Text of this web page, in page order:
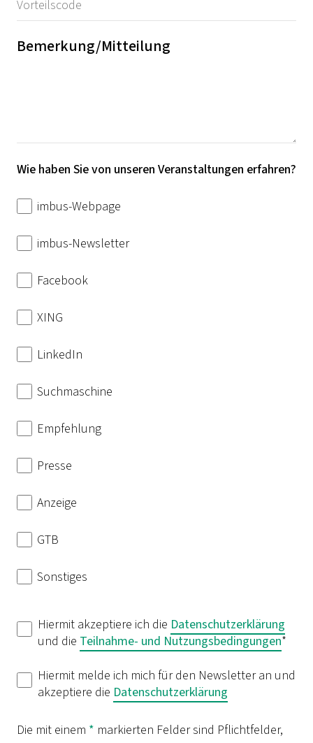
Bemerkung/Mitteilung
Wie haben Sie von unseren Veranstaltungen erfahren?
imbus-Webpage
imbus-Newsletter
Facebook
XING
LinkedIn
Suchmaschine
Empfehlung
Presse
Anzeige
GTB
Sonstiges
Hiermit akzeptiere ich die Datenschutzerklärung
und die Teilnahme- und Nutzungsbedingungen*
Hiermit melde ich mich für den Newsletter an und
akzeptiere die Datenschutzerklärung
Die mit einem * markierten Felder sind Pflichtfelder,